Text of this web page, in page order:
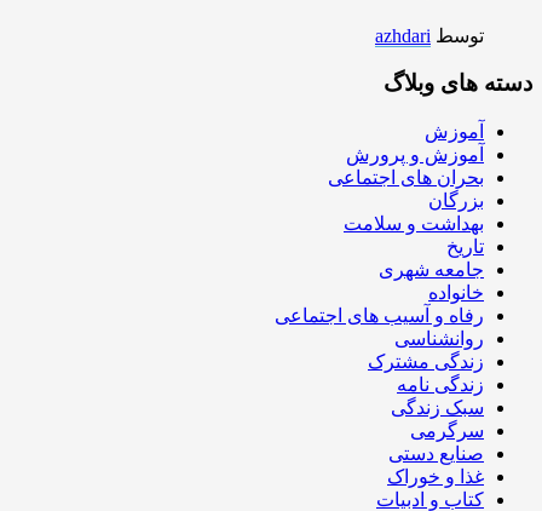
توسط azhdari
دسته های وبلاگ
آموزش
آموزش و پرورش
بحران های اجتماعی
بزرگان
بهداشت و سلامت
تاریخ
جامعه شهری
خانواده
رفاه و آسیب های اجتماعی
روانشناسی
زندگی مشترک
زندگی نامه
سبک زندگی
سرگرمی
صنایع دستی
غذا و خوراک
کتاب و ادبیات